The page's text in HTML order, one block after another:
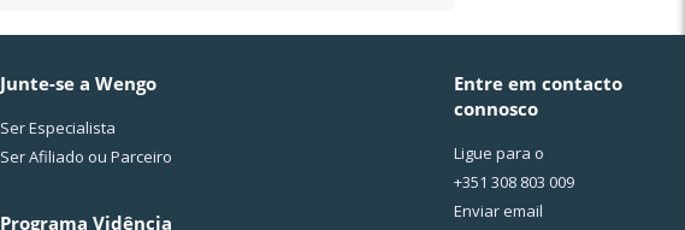
Junte-se a Wengo
Ser Especialista
Ser Afiliado ou Parceiro
Programa Vidência
Entre em contacto
connosco
Ligue para o
+351 308 803 009
Enviar email